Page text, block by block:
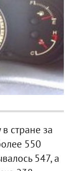
стране за
550
547, а